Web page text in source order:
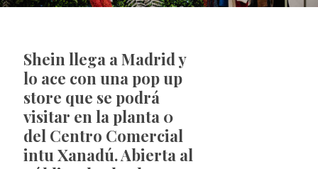
Shein llega a Madrid y
lo ace con una pop up
store que se podrá
visitar en la planta 0
del Centro Comercial
intu Xanadú. Abierta al